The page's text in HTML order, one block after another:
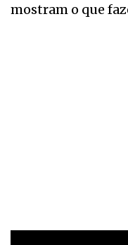
mostram o que